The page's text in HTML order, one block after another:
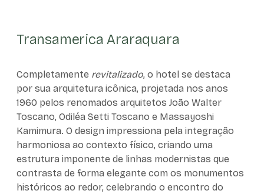
Transamerica Araraquara
Completamente revitalizado, o hotel se destaca
por sua arquitetura icônica, projetada nos anos
1960 pelos renomados arquitetos João Walter
Toscano, Odiléa Setti Toscano e Massayoshi
Kamimura. O design impressiona pela integração
harmoniosa ao contexto físico, criando uma
estrutura imponente de linhas modernistas que
contrasta de forma elegante com os monumentos
históricos ao redor, celebrando o encontro do